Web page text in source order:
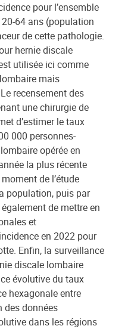
pour l’ensemble
64 ans (population
de cette pathologie.
hernie discale
utilisée ici comme
mais
recensement des
une chirurgie de
d’estimer le taux
000 personnes-
opérée en
la plus récente
de l’étude
population, puis par
de mettre en
et
en 2022 pour
Enfin, la surveillance
discale lombaire
évolutive du taux
hexagonale entre
des données
dans les régions